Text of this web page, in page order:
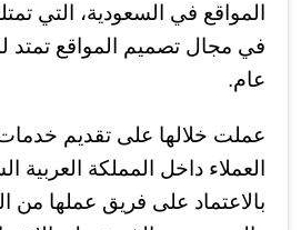
المواقع في السعودية، التي
عام.
عملت خلالها على تقديم
العملاء داخل المملكة العربية
بالاعتماد على فريق عملها من